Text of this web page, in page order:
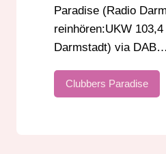
Paradise (Radio
reinhören:UKW
Darmstadt) via DAB…
Clubbers Paradise